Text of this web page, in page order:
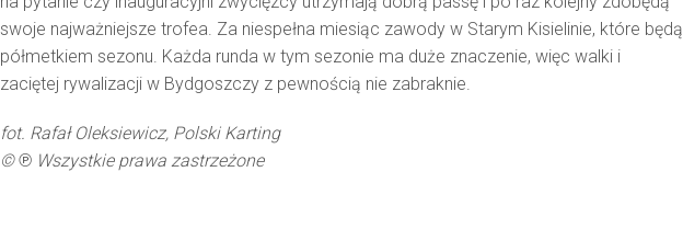
swoje najważniejsze trofea. Za niespełna miesiąc zawody w Starym Kisielinie, które będą
półmetkiem sezonu. Każda runda w tym sezonie ma duże znaczenie, więc walki i
zaciętej rywalizacji w Bydgoszczy z pewnością nie zabraknie.
fot. Rafał Oleksiewicz, Polski Karting
©℗ Wszystkie prawa zastrzeżone